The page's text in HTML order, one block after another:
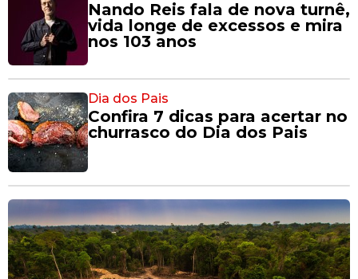
Nando Reis fala de nova turnê,
vida longe de excessos e mira
nos 103 anos
Dia dos Pais
Confira 7 dicas para acertar no
churrasco do Dia dos Pais